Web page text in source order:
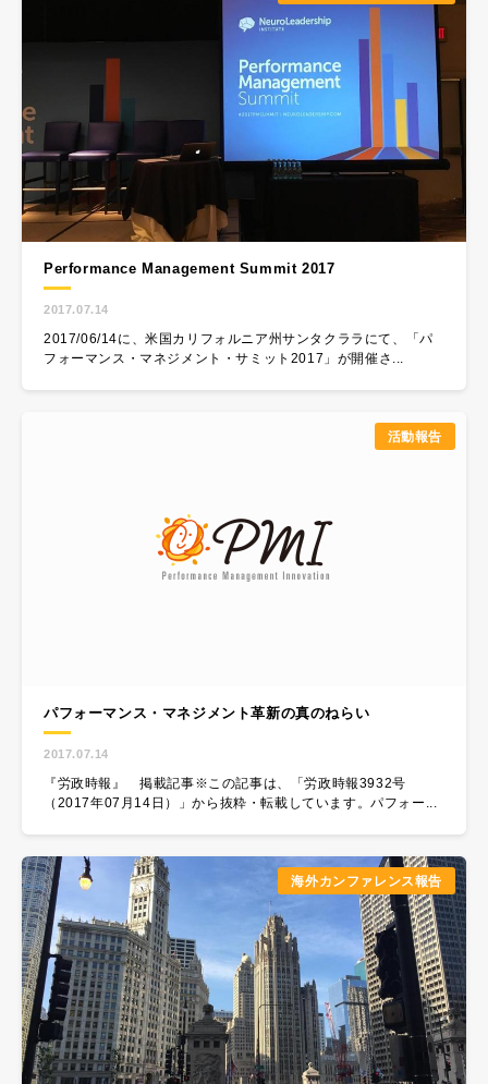
Performance Management Summit 2017
2017.07.14
2017/06/14に、米国カリフォルニア州サンタクララにて、「パ
フォーマンス・マネジメント・サミット2017」が開催さ...
活動報告
パフォーマンス・マネジメント革新の真のねらい
2017.07.14
『労政時報』 掲載記事​※この記事は、「労政時報3932号
（2017年07月14日）」から抜粋・転載しています。パフォー...
海外カンファレンス報告